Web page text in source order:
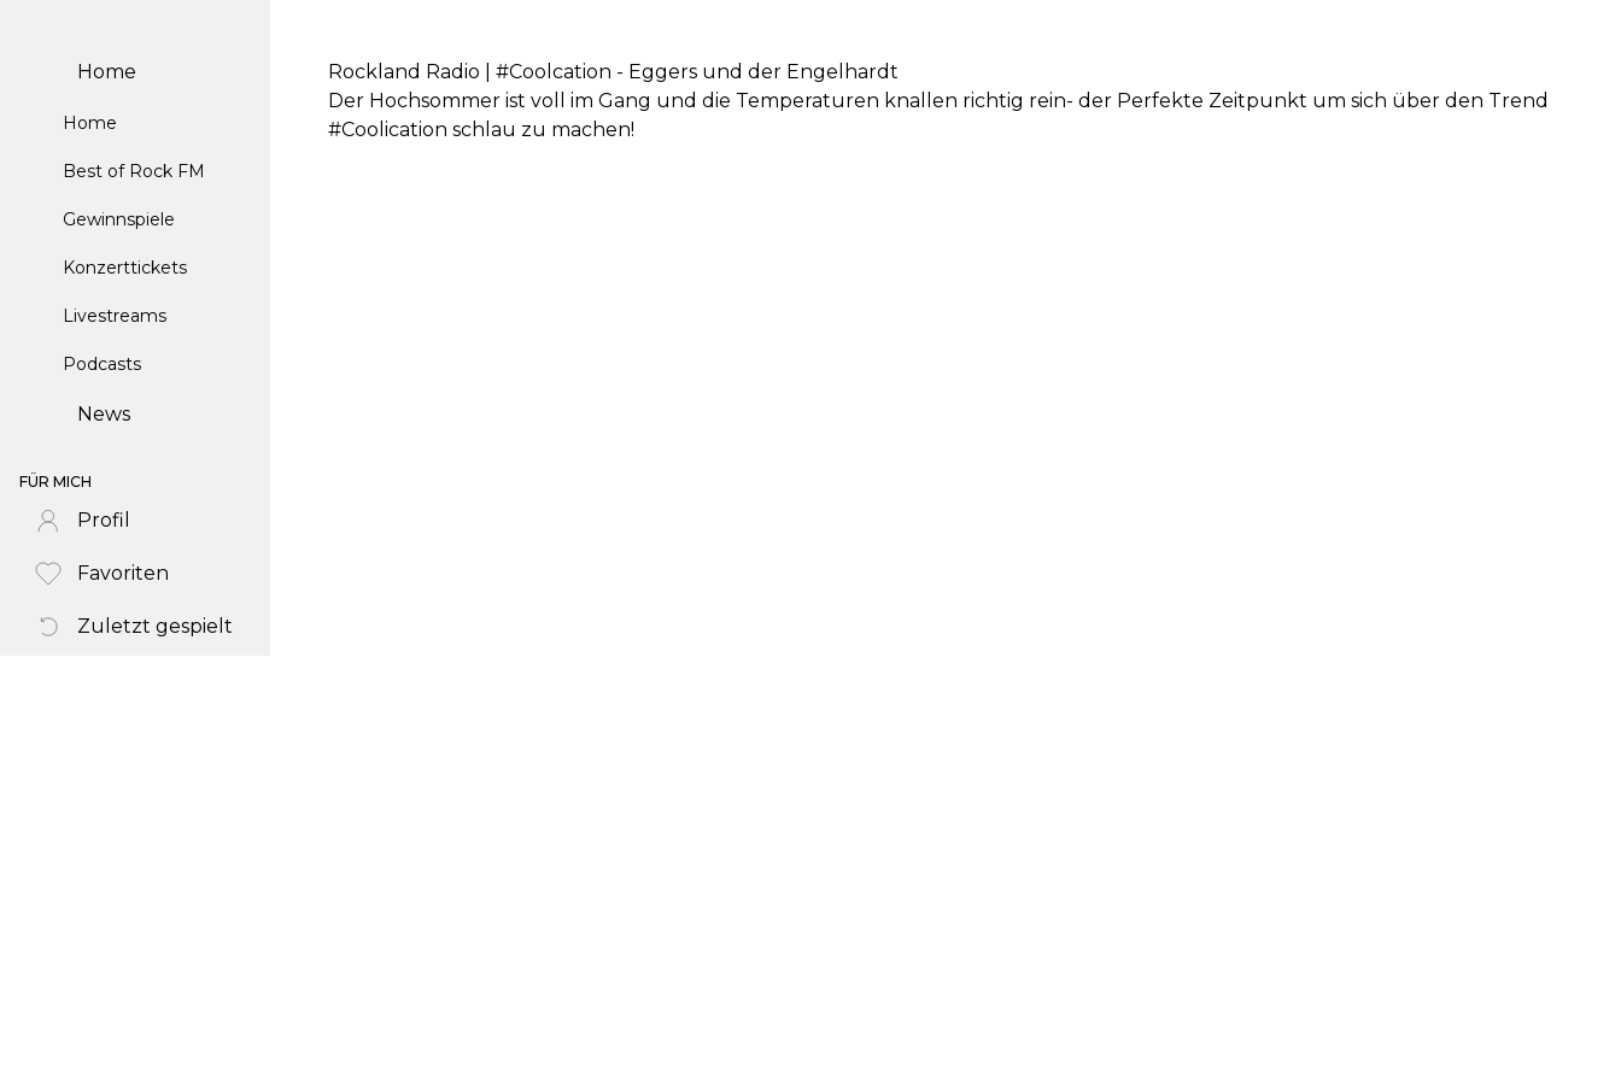
Home
Home
Best of Rock FM
Gewinnspiele
Konzerttickets
Livestreams
Podcasts
News
FÜR MICH
Profil
Favoriten
Zuletzt gespielt
Rockland Radio | #Coolcation - Eggers und der Engelhardt
Der Hochsommer ist voll im Gang und die Temperaturen knallen richtig rein- der Perfekte Zeitpunkt um sich über den Trend
#Coolication schlau zu machen!